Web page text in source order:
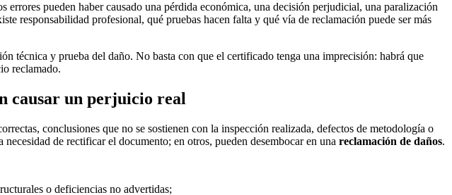
pueden haber causado una pérdida económica, una decisión perjudicial, una paralización
responsabilidad profesional, qué pruebas hacen falta y qué vía de reclamación puede ser más
técnica y prueba del daño. No basta con que el certificado tenga una imprecisión: habrá que
reclamado.
causar un perjuicio real
conclusiones que no se sostienen con la inspección realizada, defectos de metodología o
de rectificar el documento; en otros, pueden desembocar en una reclamación de daños.
o deficiencias no advertidas;